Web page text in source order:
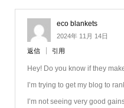
eco blankets
2024年 11月 14日
返信 引用
Hey! Do you know if they
I’m trying to get my blog to
I’m not seeing very good